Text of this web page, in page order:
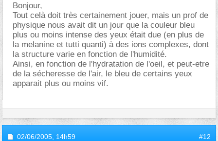
Bonjour,
Tout celà doit très certainement jouer, mais un prof de
physique nous avait dit un jour que la couleur bleu
plus ou moins intense des yeux était due (en plus de
la melanine et tutti quanti) à des ions complexes, dont
la structure varie en fonction de l'humidité.
Ainsi, en fonction de l'hydratation de l'oeil, et peut-etre
de la sécheresse de l'air, le bleu de certains yeux
apparait plus ou moins vif.
02/06/2005, 14h59 #12